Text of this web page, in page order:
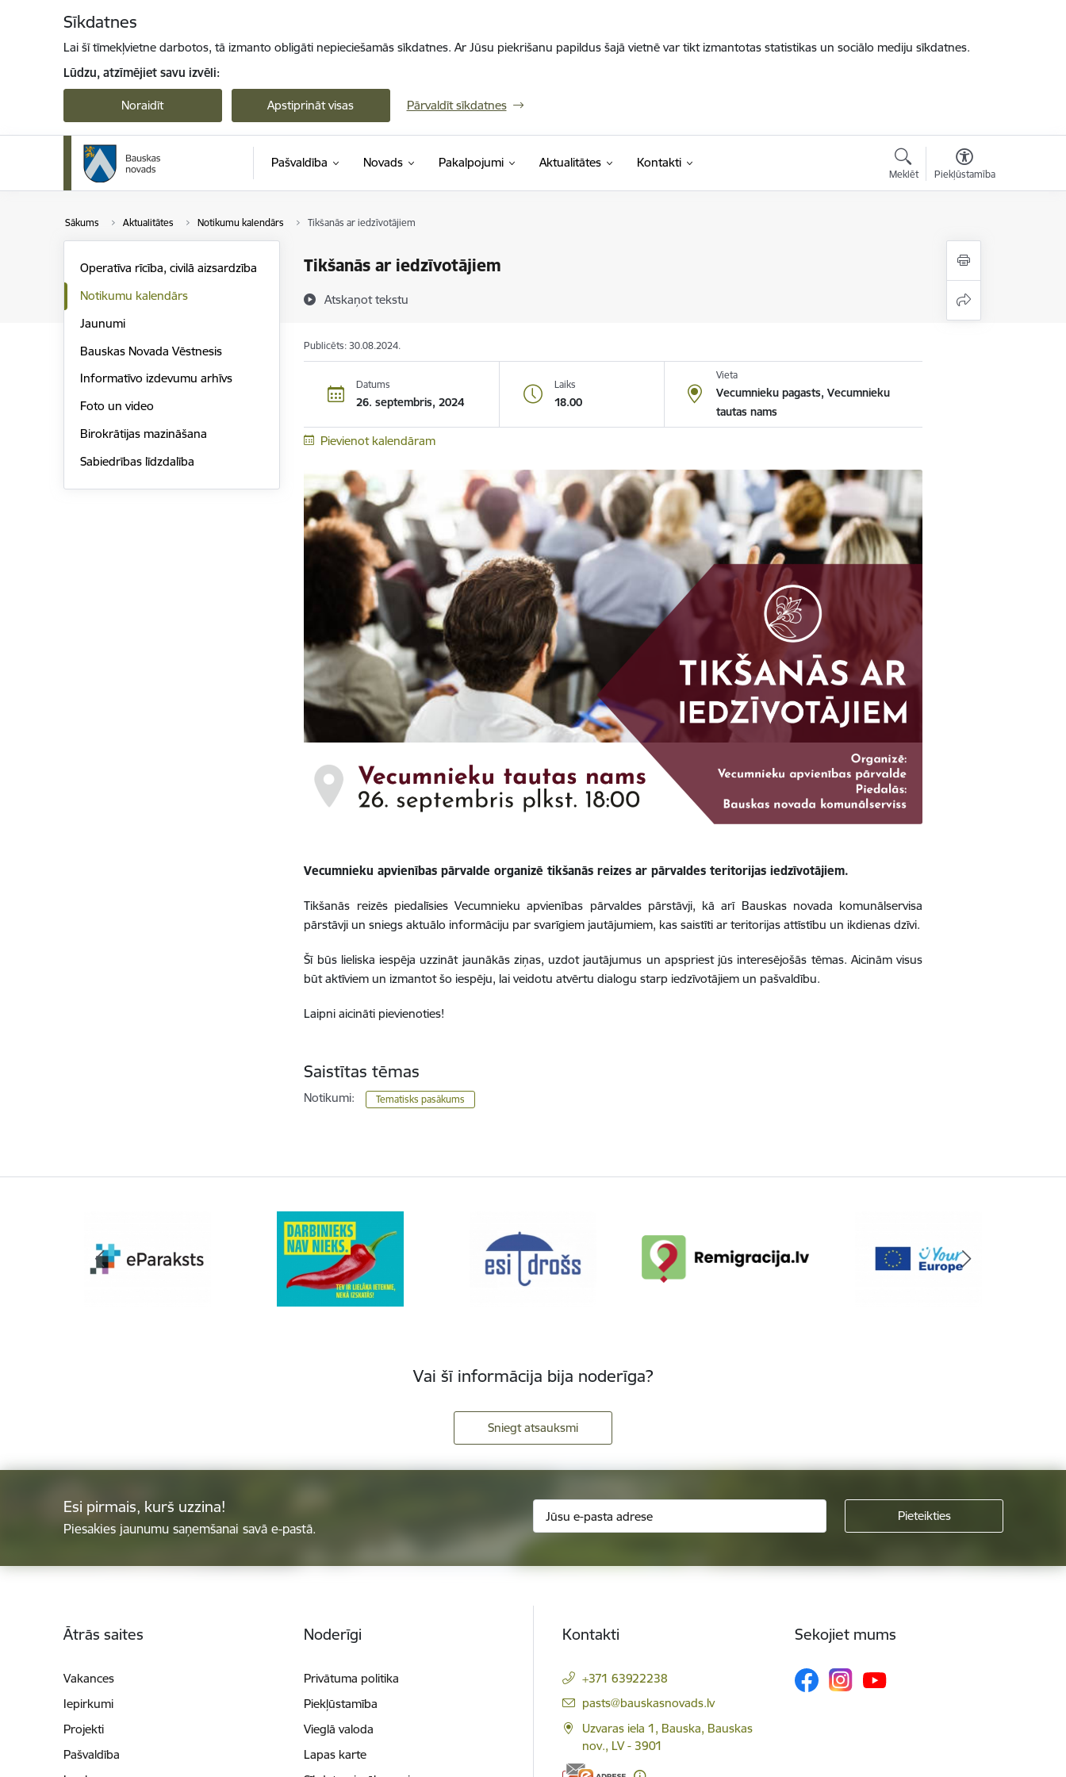
Sīkdatnes
Lai šī tīmekļvietne darbotos, tā izmanto obligāti nepieciešamās sīkdatnes. Ar Jūsu piekrišanu papildus šajā vietnē var tikt izmantotas statistikas un sociālo mediju sīkdatnes.
Lūdzu, atzīmējiet savu izvēli:
Noraidīt Apstiprināt visas Pārvaldīt sīkdatnes
Pašvaldība Novads Pakalpojumi Aktualitātes Kontakti
Meklēt Piekļūstamība
Sākums Aktualitātes Notikumu kalendārs Tikšanās ar iedzīvotājiem
Tikšanās ar iedzīvotājiem
Atskaņot tekstu
Operatīva rīcība, civilā aizsardzība
Notikumu kalendārs
Jaunumi
Bauskas Novada Vēstnesis
Informatīvo izdevumu arhīvs
Foto un video
Birokrātijas mazināšana
Sabiedrības līdzdalība
Publicēts: 30.08.2024.
Datums
26. septembris, 2024
Laiks
18.00
Vieta
Vecumnieku pagasts, Vecumnieku
tautas nams
Pievienot kalendāram
Vecumnieku apvienības pārvalde organizē tikšanās reizes ar pārvaldes teritorijas iedzīvotājiem.
Tikšanās reizēs piedalīsies Vecumnieku apvienības pārvaldes pārstāvji, kā arī Bauskas novada komunālservisa
pārstāvji un sniegs aktuālo informāciju par svarīgiem jautājumiem, kas saistīti ar teritorijas attīstību un ikdienas dzīvi.
Šī būs lieliska iespēja uzzināt jaunākās ziņas, uzdot jautājumus un apspriest jūs interesējošās tēmas. Aicinām visus
būt aktīviem un izmantot šo iespēju, lai veidotu atvērtu dialogu starp iedzīvotājiem un pašvaldību.
Laipni aicināti pievienoties!
Saistītas tēmas
Notikumi: Tematisks pasākums
Vai šī informācija bija noderīga?
Sniegt atsauksmi
Esi pirmais, kurš uzzina!
Piesakies jaunumu saņemšanai savā e-pastā.
Ātrās saites
Vakances
Iepirkumi
Projekti
Pašvaldība
Noderīgi
Privātuma politika
Piekļūstamība
Vieglā valoda
Lapas karte
Kontakti
+371 63922238
E-pasts:
pasts@bauskasnovads.lv
Uzvaras iela 1, Bauska, Bauskas
nov., LV - 3901
Sekojiet mums